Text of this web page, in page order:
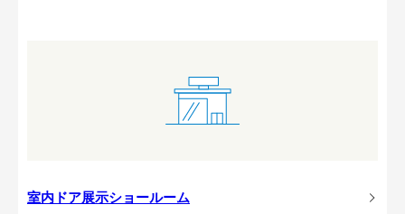
室内ドア展示ショールーム